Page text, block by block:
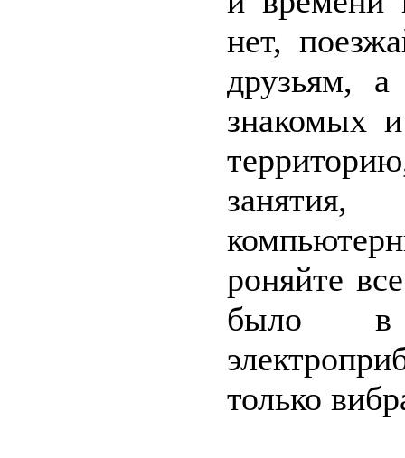
нет,
друзьям,
знакомых
роняйте
было в
только